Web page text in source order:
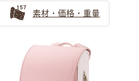
素材・価格・重量